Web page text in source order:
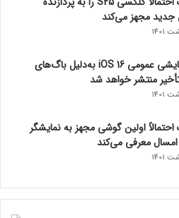
مجهز می‌کند
نسخه آزمایشی عمومی iOS 16 به‌دلیل باگ‌های
منتشر خواهد شد
اولین گوشی مجهز به نمایشگر
معرفی می‌کند